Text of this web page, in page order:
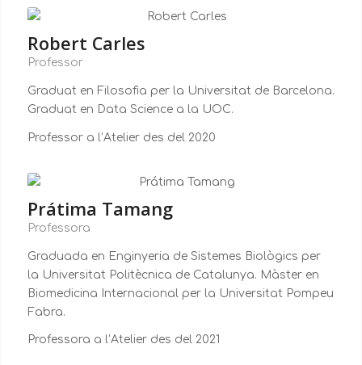
Robert Carles
Professor
Graduat en Filosofia per la Universitat de Barcelona.
Graduat en Data Science a la UOC.
Professor a l’Atelier des del 2020
Prátima Tamang
Professora
Graduada en Enginyeria de Sistemes Biològics per
la Universitat Politècnica de Catalunya. Màster en
Biomedicina Internacional per la Universitat Pompeu
Fabra.
Professora a l’Atelier des del 2021